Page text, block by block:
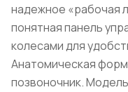
надежное «рабочая
понятная панель
колесами для
Анатомическая
позвоночник.